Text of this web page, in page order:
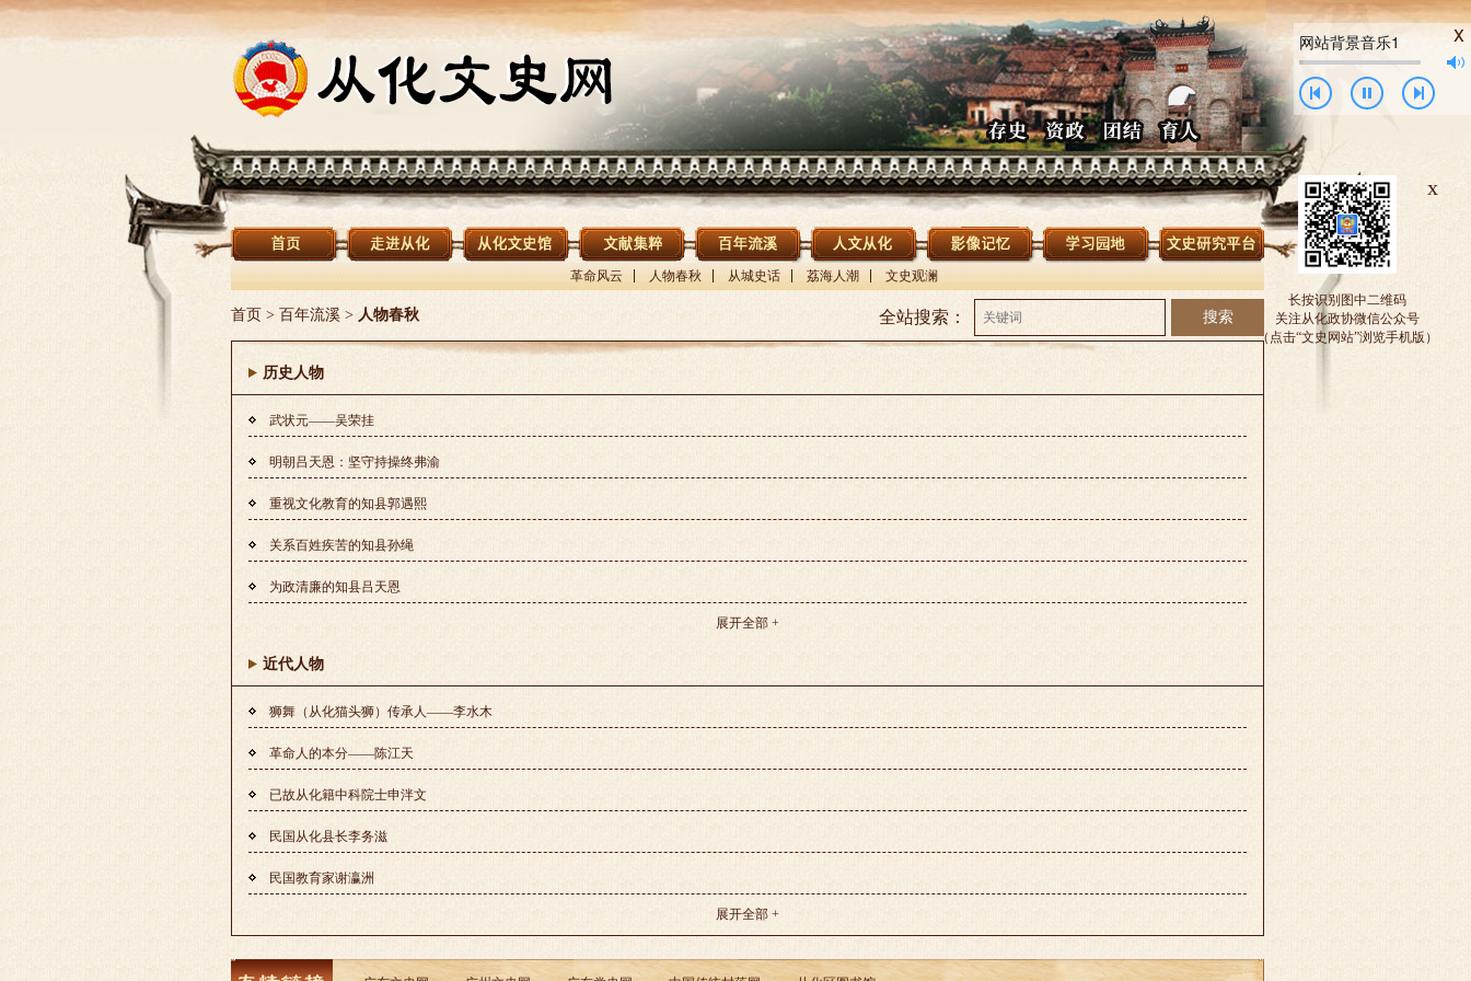
革命风云 人物春秋 从城史话 荔海人潮 文史观澜
全站搜索：
首页 > 百年流溪 > 人物春秋
历史人物
武状元——吴荣挂
明朝吕天恩：坚守持操终弗渝
重视文化教育的知县郭遇熙
关系百姓疾苦的知县孙绳
为政清廉的知县吕天恩
展开全部 +
近代人物
狮舞（从化猫头狮）传承人——李水木
革命人的本分——陈江天
已故从化籍中科院士申泮文
民国从化县长李务滋
民国教育家谢瀛洲
展开全部 +
长按识别图中二维码
关注从化政协微信公众号
（点击“文史网站”浏览手机版）
x
网站背景音乐1 x